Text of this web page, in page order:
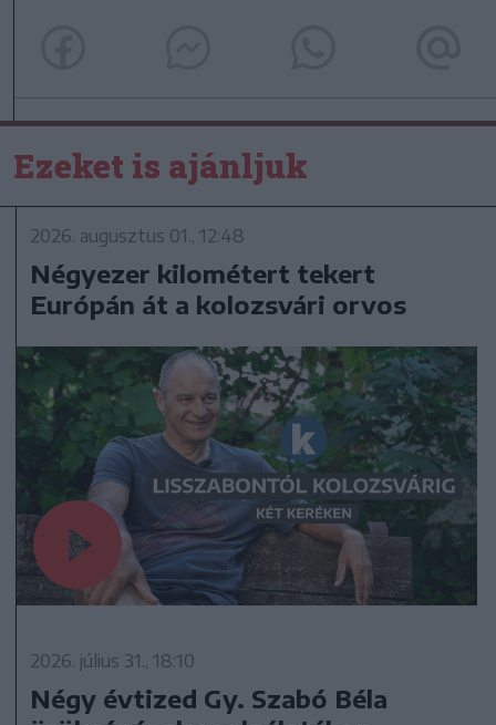
Ezeket is ajánljuk
2026. augusztus 01., 12:48
Négyezer kilométert tekert
Európán át a kolozsvári orvos
2026. július 31., 18:10
Négy évtized Gy. Szabó Béla